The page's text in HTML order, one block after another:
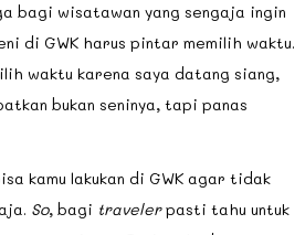
bagi wisatawan yang sengaja ingin
di GWK harus pintar memilih waktu.
waktu karena saya datang siang,
bukan seninya, tapi panas
kamu lakukan di GWK agar tidak
So, bagi travelerpasti tahu untuk